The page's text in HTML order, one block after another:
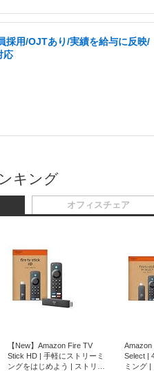
採用/OJTあり/実績を給与に反映/
応
キング
【New】Amazon Fire TV
Stick HD | 手軽にストリーミ
ングをはじめよう | ストリー
Amazon
Select |
ミング |
オフィスチェア